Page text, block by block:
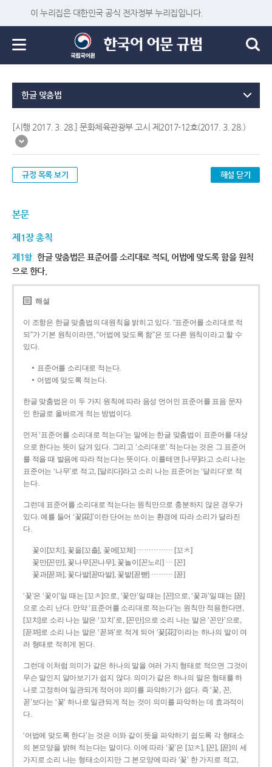
이 누리집은 대한민국 공식 전자정부 누리집입니다.
한글 맞춤법
[시행 2017. 3. 28.] 문화체육관광부 고시 제2017-12호(2017. 3. 28.)
규정 목록 보기 해설 닫기
본문
제1장 총칙
제1항 한글 맞춤법은 표준어를 소리대로 적되, 어법에 맞도록 함을 원칙
으로 한다.
해설
이 조항은 한글 맞춤법의 대원칙을 밝히고 있다. “표준어를 소리대로 적
되”가 기본 원칙이라면, “어법에 맞도록 함”은 또 다른 원칙이라고 할 수
있다.
표준어를 소리대로 적는다.
어법에 맞도록 적는다.
한글 맞춤법은 이 두 가지 원칙에 따라 음성 언어인 표준어를 표음 문자
인 한글로 올바르게 적는 방법이다.
먼저 ‘표준어를 소리대로 적는다’는 말에는 한글 맞춤법이 표준어를 대상
으로 한다는 뜻이 담겨 있다. 그리고 ‘소리대로’ 적는다는 것은 그 표준어
를 적을 때 발음에 따라 적는다는 뜻이다. 이를테면 [나무]라고 소리 나는
표준어는 ‘나무’로 적고, [달리다]라고 소리 나는 표준어는 ‘달리다’로 적
는다.
그런데 표준어를 소리대로 적는다는 원칙만으로 충분하지 않은 경우가
있다. 예를 들어 ‘꽃[花]’이란 단어는 쓰이는 환경에 따라 소리가 달라진
다.
꽃이[꼬치], 꽃을[꼬츨], 꽃에[꼬체] …………… [꼬ㅊ]
꽃만[꼰만], 꽃나무[꼰나무], 꽃놀이[꼰노리] … [꼰]
꽃과[꼳꽈], 꽃다발[꼳따발], 꽃밭[꼳빧] ……… [꼳]
‘꽃’은 ‘꽃이’일 때는 [꼬ㅊ]으로, ‘꽃만’일 때는 [꼰]으로, ‘꽃과’일 때는 [꼳]
으로 소리 난다. 만약 ‘표준어를 소리대로 적는다’는 원칙만 적용한다면,
[꼬치]로 소리 나는 말은 ‘꼬치’로, [꼰만]으로 소리 나는 말은 ‘꼰만’으로,
[꼳꽈]로 소리 나는 말은 ‘꼳꽈’로 적게 되어 ‘꽃[花]’이라는 하나의 말이 여
러 형태로 적히게 된다.
그런데 이처럼 의미가 같은 하나의 말을 여러 가지 형태로 적으면 그것이
무슨 말인지 알아보기가 쉽지 않다. 의미가 같은 하나의 말은 형태를 하
나로 고정하여 일관되게 적어야 의미를 파악하기가 쉽다. 즉 ‘꽃, 꼰,
꼳’보다는 ‘꽃’ 하나로 일관되게 적는 것이 의미를 파악하는 데 효과적이
다.
‘어법에 맞도록 한다’는 것은 이와 같이 뜻을 파악하기 쉽도록 각 형태소
의 본모양을 밝혀 적는다는 말이다. 이에 따라 ‘꽃’은 [꼬ㅊ], [꼰], [꼳]의 세
가지로 소리 나는 형태소이지만 그 본모양에 따라 ‘꽃’ 한 가지로 적고,